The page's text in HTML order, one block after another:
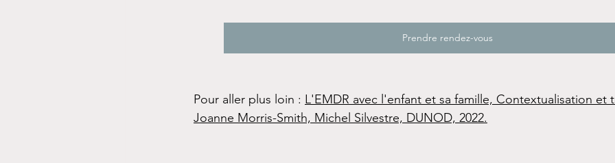
Prendre rendez-vous
Pour aller plus loin : L'EMDR avec l'enfant et sa famille, Contextualisation et
Joanne Morris-Smith, Michel Silvestre, DUNOD, 2022.